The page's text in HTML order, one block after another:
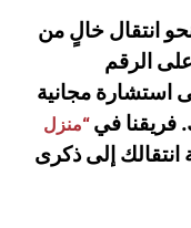
انتقال خالٍ من
الرقم
على استشارة مجانية
في “منزل
إلى ذكرى